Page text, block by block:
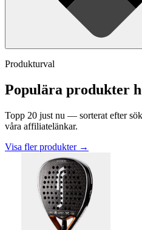
Produkturval
Populära produkter
Topp 20 just nu — sorterat efter
våra affiliatelänkar.
Visa fler produkter →